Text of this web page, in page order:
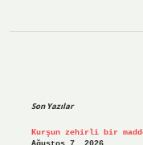
Son Yazılar
Kurşun zehirli bir